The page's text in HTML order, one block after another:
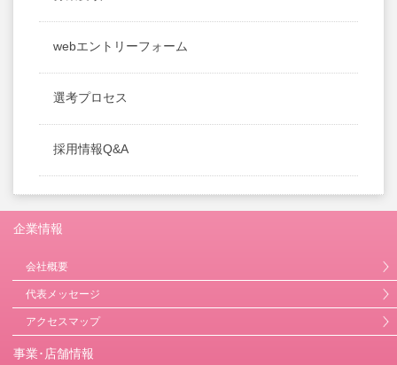
webエントリーフォーム
選考プロセス
採用情報Q&A
企業情報
会社概要
代表メッセージ
アクセスマップ
事業･店舗情報